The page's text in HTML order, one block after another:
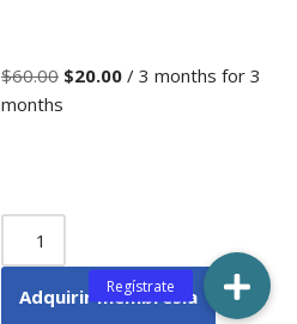
$60.00 $20.00 / 3 months for 3
months
Adquirir membresía